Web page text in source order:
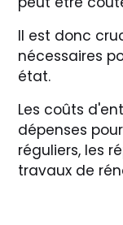
Il est donc
nécessaires
état.
Les coûts
dépenses
réguliers, les
travaux de